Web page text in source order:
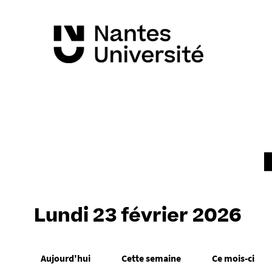
Lundi 23 février 2026
Aujourd'hui Cette semaine Ce mois-ci